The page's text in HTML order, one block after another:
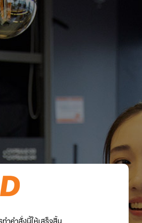
ำคำสั่งนี้ให้เสร็จสิ้น